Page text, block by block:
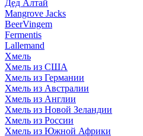
Дед Алтай
Mangrove Jacks
BeerVingem
Fermentis
Lallemand
Хмель
Хмель из США
Хмель из Германии
Хмель из Австралии
Хмель из Англии
Хмель из Новой Зеландии
Хмель из России
Хмель из Южной Африки